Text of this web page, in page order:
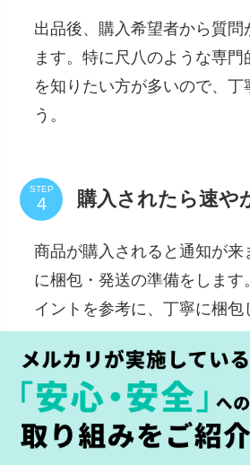
出品後、購入希望者から質問
ます。特に尺八のような専門
を知りたい方が多いので、丁
う。
STEP 購入されたら速や
商品が購入されると通知が来
に梱包・発送の準備をします
イントを参考に、丁寧に梱包
STEP 発送・評価をして
選択した配送方法で発送した